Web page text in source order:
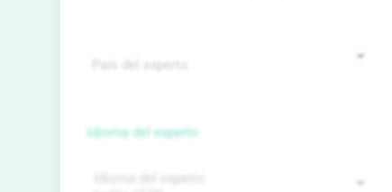
Idioma del experto